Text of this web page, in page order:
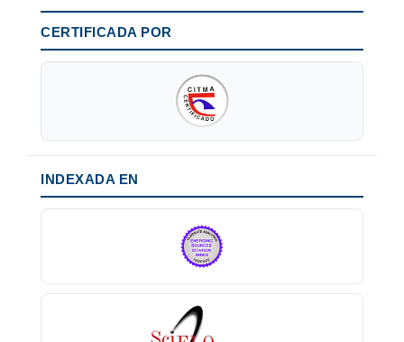
CERTIFICADA POR
INDEXADA EN